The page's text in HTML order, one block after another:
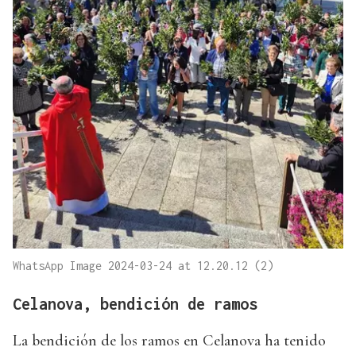
WhatsApp Image 2024-03-24 at 12.20.12 (2)
Celanova, bendición de ramos
La bendición de los ramos en Celanova ha tenido